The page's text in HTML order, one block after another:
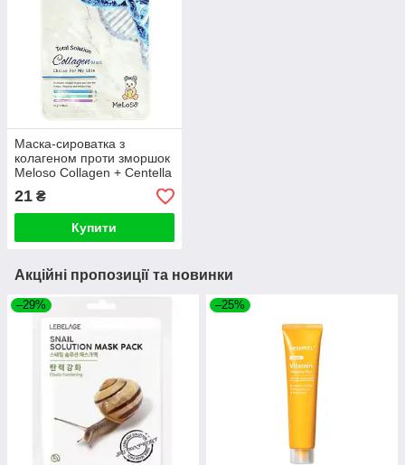
Маска-сироватка з
колагеном проти зморшок
Meloso Collagen + Centella
Anti Wrinkle Serum Mask
25ml
21 ₴
Купити
Акційні пропозиції та новинки
–29% –25%